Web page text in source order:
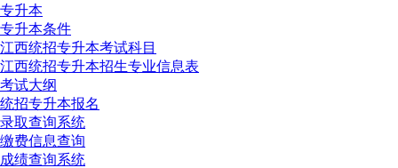
专升本
专升本条件
江西统招专升本考试科目
江西统招专升本招生专业信息表
考试大纲
统招专升本报名
录取查询系统
缴费信息查询
成绩查询系统